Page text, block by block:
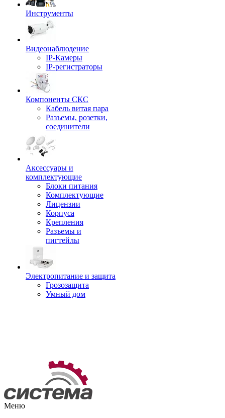
Инструменты
Видеонаблюдение
IP-Камеры
IP-регистраторы
Компоненты СКС
Кабель витая пара
Разъемы, розетки,
соединители
Аксессуары и
комплектующие
Блоки питания
Комплектующие
Лицензии
Корпуса
Крепления
Разъемы и
пигтейлы
Электропитание и защита
Грозозащита
Умный дом
Меню